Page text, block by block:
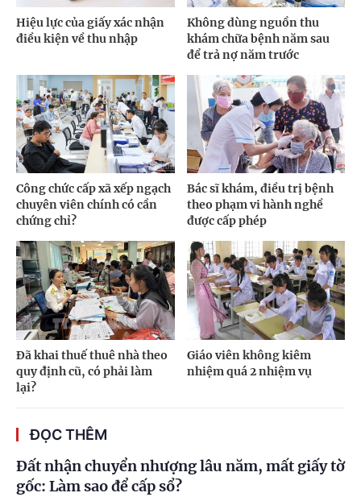
Hiệu lực của giấy xác nhận
điều kiện về thu nhập
Không dùng nguồn thu
khám chữa bệnh năm sau
để trả nợ năm trước
Công chức cấp xã xếp ngạch
chuyên viên chính có cần
chứng chỉ?
Bác sĩ khám, điều trị bệnh
theo phạm vi hành nghề
được cấp phép
Đã khai thuế thuê nhà theo
quy định cũ, có phải làm
lại?
Giáo viên không kiêm
nhiệm quá 2 nhiệm vụ
ĐỌC THÊM
Đất nhận chuyển nhượng lâu năm, mất giấy tờ
gốc: Làm sao để cấp sổ?